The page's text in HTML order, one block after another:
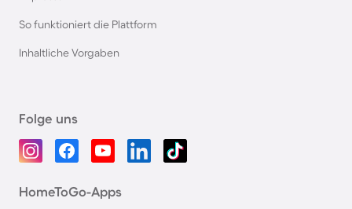
So funktioniert die Plattform
Inhaltliche Vorgaben
Folge uns
HomeToGo-Apps